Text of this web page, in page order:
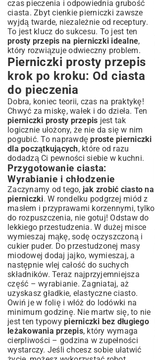
czas pieczenia i odpowiednia grubość
ciasta. Zbyt cienkie pierniczki zawsze
wyjdą twarde, niezależnie od receptury.
To jest klucz do sukcesu. To jest ten
prosty przepis na pierniczki idealne,
który rozwiązuje odwieczny problem.
Pierniczki prosty przepis
krok po kroku: Od ciasta
do pieczenia
Dobra, koniec teorii, czas na praktykę!
Chwyć za miskę, wałek i do dzieła. Ten
pierniczki prosty przepis jest tak
logicznie ułożony, że nie da się w nim
pogubić. To naprawdęproste pierniczki
dla początkujących, które od razu
dodadzą Ci pewności siebie w kuchni.
Przygotowanie ciasta:
Wyrabianie i chłodzenie
Zaczynamy od tego, jak zrobić ciasto na
pierniczki. W rondelku podgrzej miód z
masłem i przyprawami korzennymi, tylko
do rozpuszczenia, nie gotuj! Odstaw do
lekkiego przestudzenia. W dużej misce
wymieszaj mąkę, sodę oczyszczoną i
cukier puder. Do przestudzonej masy
miodowej dodaj jajko, wymieszaj, a
następnie wlej całość do suchych
składników. Teraz najprzyjemniejsza
część – wyrabianie. Zagniataj, aż
uzyskasz gładkie, elastyczne ciasto.
Owiń je w folię i włóż do lodówki na
minimum godzinę. Nie martw się, to nie
jest ten typowy pierniczki bez długiego
leżakowania przepis, który wymaga
cierpliwości – godzina w zupełności
wystarczy. Jeśli chcesz sobie ułatwić